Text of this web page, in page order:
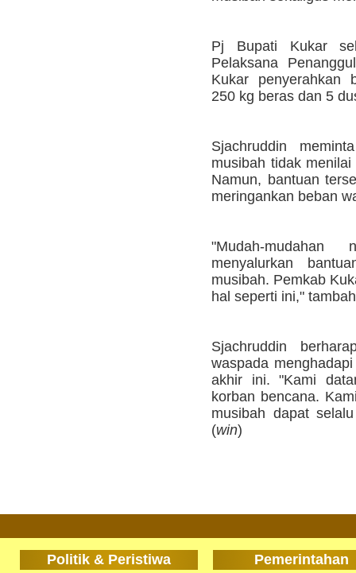
Pj Bupati Kukar
Pelaksana
Kukar penyerahkan
250 kg beras dan 5
Sjachruddin
musibah tidak
Namun, bantuan
meringankan beban
"Mudah-
menyalurkan
musibah. Pemkab
hal seperti ini,"
Sjachruddin
waspada
akhir ini. "Kami
korban bencana.
musibah dapat
(win)
Politik & Peristiwa Pemerintahan